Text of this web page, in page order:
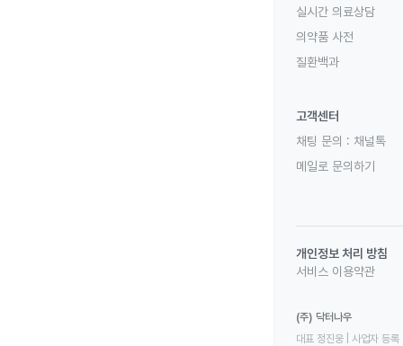
실시간 의료상담
의약품 사전
질환백과
고객센터
채팅 문의 : 채널톡
메일로 문의하기
개인정보 처리 방침
서비스 이용약관
(주) 닥터나우
대표 정진웅 | 사업자